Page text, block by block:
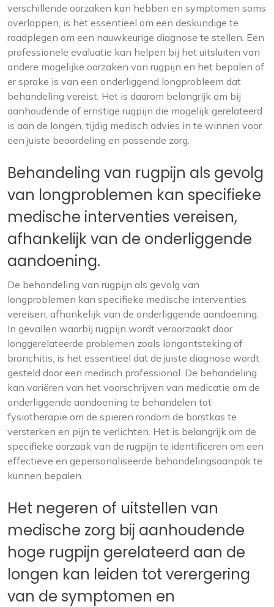
verschillende oorzaken kan hebben en symptomen soms
overlappen, is het essentieel om een ​​deskundige te
raadplegen om een ​​nauwkeurige diagnose te stellen. Een
professionele evaluatie kan helpen bij het uitsluiten van
andere mogelijke oorzaken van rugpijn en het bepalen of
er sprake is van een onderliggend longprobleem dat
behandeling vereist. Het is daarom belangrijk om bij
aanhoudende of ernstige rugpijn die mogelijk gerelateerd
is aan de longen, tijdig medisch advies in te winnen voor
een juiste beoordeling en passende zorg.
Behandeling van rugpijn als gevolg
van longproblemen kan specifieke
medische interventies vereisen,
afhankelijk van de onderliggende
aandoening.
De behandeling van rugpijn als gevolg van
longproblemen kan specifieke medische interventies
vereisen, afhankelijk van de onderliggende aandoening.
In gevallen waarbij rugpijn wordt veroorzaakt door
longgerelateerde problemen zoals longontsteking of
bronchitis, is het essentieel dat de juiste diagnose wordt
gesteld door een medisch professional. De behandeling
kan variëren van het voorschrijven van medicatie om de
onderliggende aandoening te behandelen tot
fysiotherapie om de spieren rondom de borstkas te
versterken en pijn te verlichten. Het is belangrijk om de
specifieke oorzaak van de rugpijn te identificeren om een
effectieve en gepersonaliseerde behandelingsaanpak te
kunnen bepalen.
Het negeren of uitstellen van
medische zorg bij aanhoudende
hoge rugpijn gerelateerd aan de
longen kan leiden tot verergering
van de symptomen en